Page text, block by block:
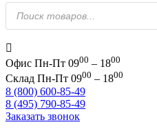
Поиск
товаров
Офис Пн-Пт 0900 – 1800
Склад Пн-Пт 0900 – 1800
8 (800) 600-85-49
8 (495) 790-85-49
Заказать звонок